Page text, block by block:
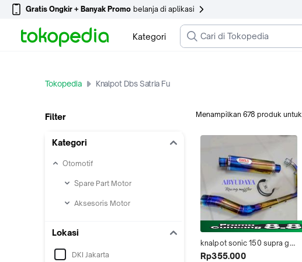
Gratis Ongkir + Banyak Promo belanja di aplikasi
Kategori
Tokopedia Knalpot Dbs Satria Fu
Filter
Kategori
Otomotif
Spare Part Motor
Aksesoris Motor
Lokasi
DKI Jakarta
Menampilkan 678 produk untuk
knalpot sonic 150 supra gtr
150 thunder 125 cs1 byson
Rp355.000